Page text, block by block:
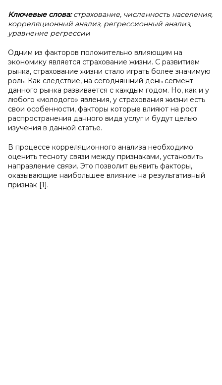
Ключевые слова: страхование, численность населения,
корреляционный анализ, регрессионный анализ,
уравнение регрессии
Одним из факторов положительно влияющим на
экономику является страхование жизни. С развитием
рынка, страхование жизни стало играть более значимую
роль. Как следствие, на сегодняшний день сегмент
данного рынка развивается с каждым годом. Но, как и у
любого «молодого» явления, у страхования жизни есть
свои особенности, факторы которые влияют на рост
распространения данного вида услуг и будут целью
изучения в данной статье.
В процессе корреляционного анализа необходимо
оценить тесноту связи между признаками, установить
направление связи. Это позволит выявить факторы,
оказывающие наибольшее влияние на результативный
признак [1].